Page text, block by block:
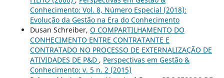
Conhecimento: Vol. 8, Número Especial (2018):
Evolução da Gestão na Era do Conhecimento
Dusan Schreiber, O COMPARTILHAMENTO DO
CONHECIMENTO ENTRE CONTRATANTE E
CONTRATADO NO PROCESSO DE EXTERNALIZAÇÃO DE
ATIVIDADES DE P&D , Perspectivas em Gestão &
Conhecimento: v. 5 n. 2 (2015)